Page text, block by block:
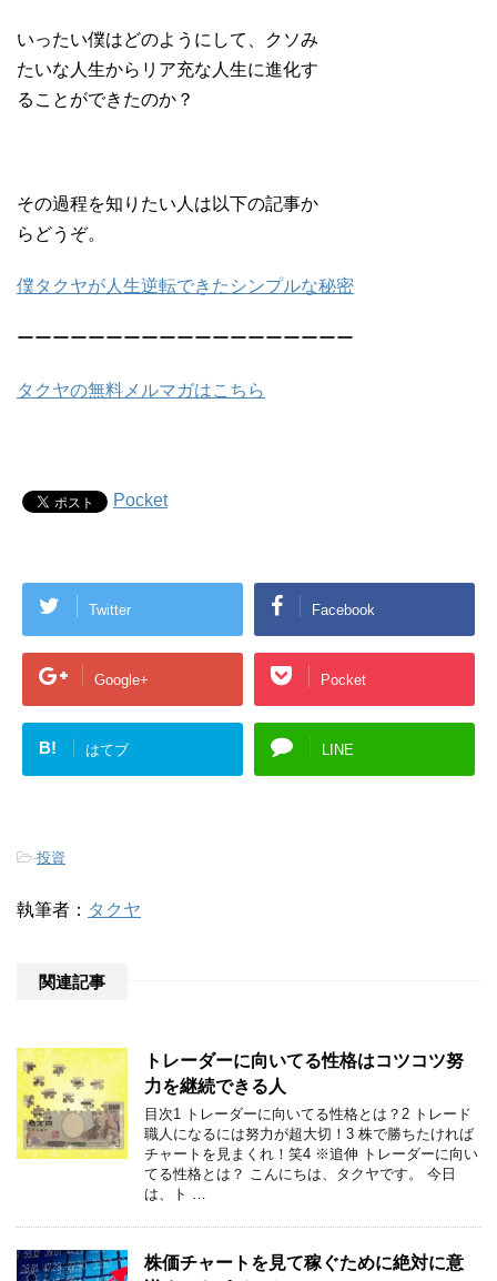
いったい僕はどのようにして、クソみ
たいな人生からリア充な人生に進化す
ることができたのか？
その過程を知りたい人は以下の記事か
らどうぞ。
僕タクヤが人生逆転できたシンプルな秘密
ーーーーーーーーーーーーーーーーーーー
タクヤの無料メルマガはこちら
Pocket
Twitter Facebook
Google+ Pocket
B! はてブ LINE
-投資
執筆者： タクヤ
関連記事
トレーダーに向いてる性格はコツコツ努
力を継続できる人
目次1 トレーダーに向いてる性格とは？2 トレード
職人になるには努力が超大切！3 株で勝ちたければ
チャートを見まくれ！笑4 ※追伸 トレーダーに向い
てる性格とは？ こんにちは、タクヤです。 今日
は、ト …
株価チャートを見て稼ぐために絶対に意